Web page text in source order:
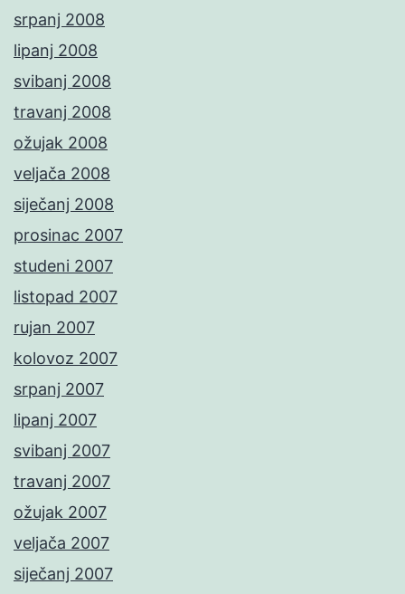
srpanj 2008
lipanj 2008
svibanj 2008
travanj 2008
ožujak 2008
veljača 2008
siječanj 2008
prosinac 2007
studeni 2007
listopad 2007
rujan 2007
kolovoz 2007
srpanj 2007
lipanj 2007
svibanj 2007
travanj 2007
ožujak 2007
veljača 2007
siječanj 2007